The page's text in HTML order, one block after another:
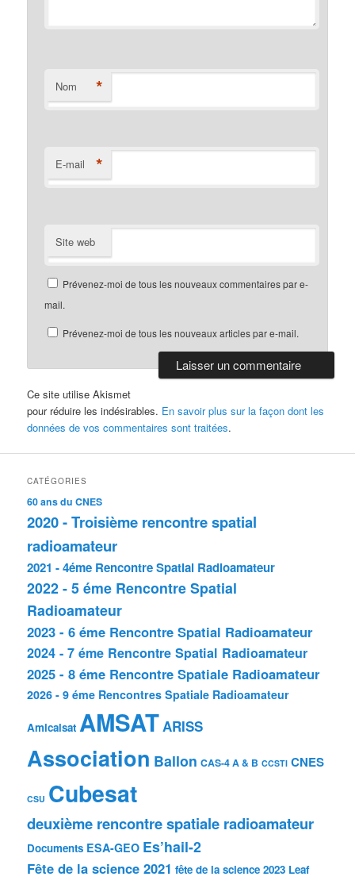
Nom *
E-mail *
Site web
Prévenez-moi de tous les nouveaux commentaires par e-
mail.
Prévenez-moi de tous les nouveaux articles par e-mail.
Ce site utilise Akismet
pour réduire les indésirables. En savoir plus sur la façon dont les
données de vos commentaires sont traitées.
CATÉGORIES
60 ans du CNES
2020 - Troisième rencontre spatial
radioamateur
2021 - 4éme Rencontre Spatial Radioamateur
2022 - 5 éme Rencontre Spatial
Radioamateur
2023 - 6 éme Rencontre Spatial Radioamateur
2024 - 7 éme Rencontre Spatial Radioamateur
2025 - 8 éme Rencontre Spatiale Radioamateur
2026 - 9 éme Rencontres Spatiale Radioamateur
Amicalsat AMSAT ARISS
Association Ballon CAS-4 A & B CCSTI CNES
CSU Cubesat
deuxième rencontre spatiale radioamateur
Documents ESA-GEO Es’hail-2
Fête de la science 2021 fête de la science 2023 Leaf